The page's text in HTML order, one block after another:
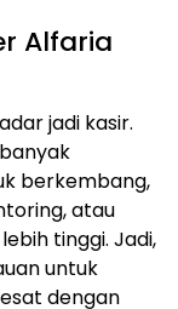
Alfaria
jadi kasir.
berkembang,
atau
tinggi. Jadi,
untuk
dengan